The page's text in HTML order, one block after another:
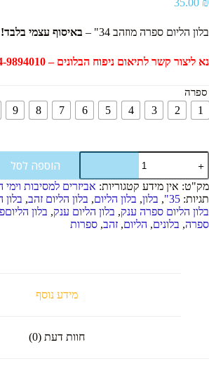
35.00 ₪
בלון הליום ספרה מוזהב 34" – באיסוף עצמי בלבד!
נא ליצור קשר לתיאום ניפוח הבלונים – 04-9894010
ספרה
1
2
3
4
5
6
7
8
9
כמות
של
בלון
ספרה
זהב
34"
עם
הוספה לסל
מק"ט: אין מידע קטגוריות: אביזרים למסיבות וימי
תגיות: 35"
, בלון, בלון הליום, בלון הליום זהב,
בלון הליום ספרה ענק, בלון הליום ענק, בלון
ספרה, בלונים, הליום, זהב, ספרות
מידע נוסף
חוות דעת (0)